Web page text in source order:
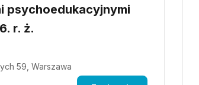
psychoedukacyjnymi
r. ż.
59, Warszawa